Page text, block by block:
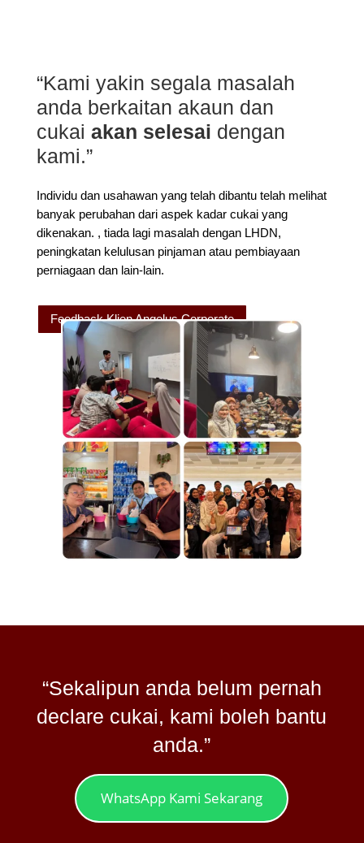
“Kami yakin segala masalah
anda berkaitan akaun dan
cukai akan selesai dengan
kami.”
Individu dan usahawan yang telah dibantu telah melihat
banyak perubahan dari aspek kadar cukai yang
dikenakan. , tiada lagi masalah dengan LHDN,
peningkatan kelulusan pinjaman atau pembiayaan
perniagaan dan lain-lain.
Feedback Klien Angelus Corporate
“Sekalipun anda belum pernah
declare cukai, kami boleh bantu
anda.”
WhatsApp Kami Sekarang